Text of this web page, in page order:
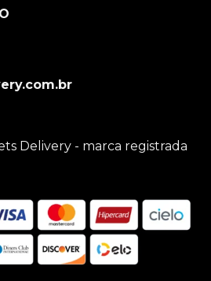
Delivery - marca registrada